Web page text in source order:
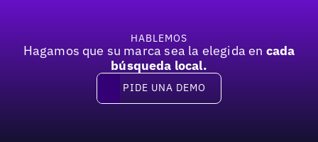
HABLEMOS
Hagamos que su marca sea la elegida en cada
búsqueda local.
Pide una demo
PIDE UNA DEMO